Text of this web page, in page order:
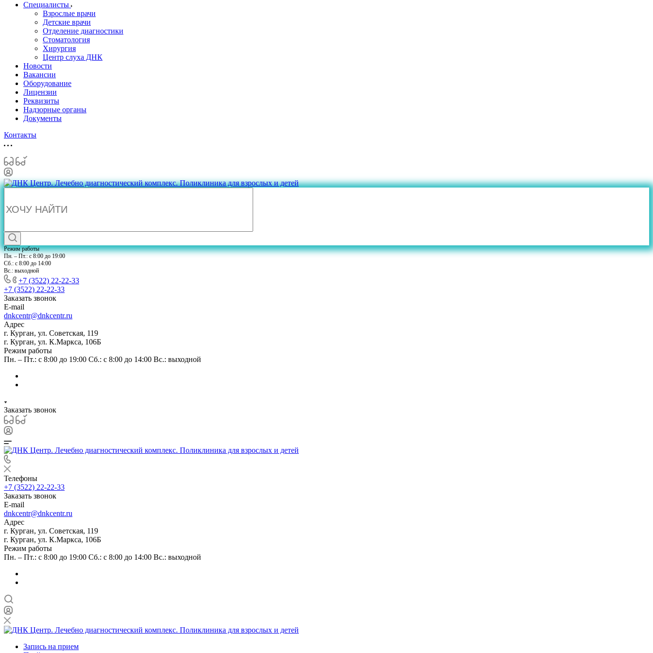
Специалисты
Взрослые врачи
Детские врачи
Отделение диагностики
Стоматология
Хирургия
Центр слуха ДНК
Новости
Вакансии
Оборудование
Лицензии
Реквизиты
Надзорные органы
Документы
Контакты
Режим работы
Пн. – Пт.: с 8:00 до 19:00
Сб.: с 8:00 до 14:00
Вс.: выходной
+7 (3522) 22-22-33
+7 (3522) 22-22-33
Заказать звонок
E-mail
dnkcentr@dnkcentr.ru
Адрес
г. Курган, ул. Советская, 119
г. Курган, ул. К.Маркса, 106Б
Режим работы
Пн. – Пт.: с 8:00 до 19:00 Сб.: с 8:00 до 14:00 Вс.: выходной
Заказать звонок
Телефоны
+7 (3522) 22-22-33
Заказать звонок
E-mail
dnkcentr@dnkcentr.ru
Адрес
г. Курган, ул. Советская, 119
г. Курган, ул. К.Маркса, 106Б
Режим работы
Пн. – Пт.: с 8:00 до 19:00 Сб.: с 8:00 до 14:00 Вс.: выходной
Запись на прием